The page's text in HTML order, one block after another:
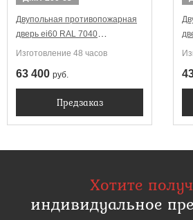
Двупольная противопожарная
дверь ei60 RAL 7040
Антипаника (две ручки)
Изготовление 48 часов
63 400 руб.
Предзаказ
Хотите
индивидуальное